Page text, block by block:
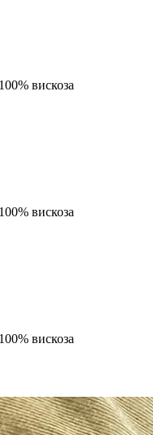
вискоза
вискоза
вискоза